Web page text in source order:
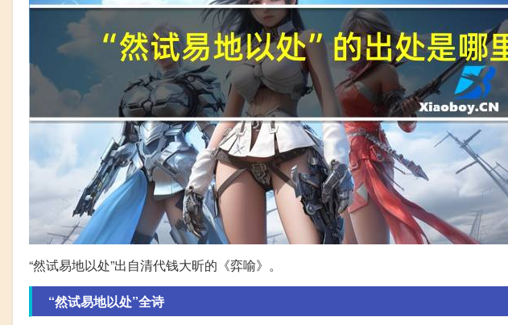
“然试易地以处”出自清代钱大昕的《弈喻》。
“然试易地以处”全诗